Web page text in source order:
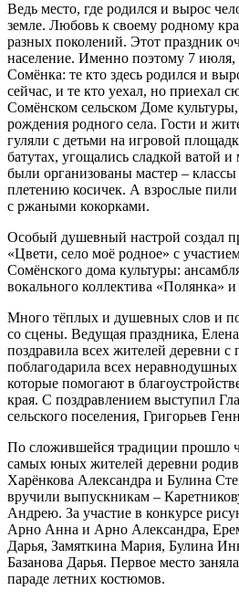
Ведь место, где родился и вырос
земле. Любовь к своему родному
разных поколений. Этот праздник
население. Именно поэтому 7 июля,
Сомёнка: те кто здесь родился и
сейчас, и те кто уехал, но приехал
Сомёнском сельском Доме
рождения родного села. Гости и
гуляли с детьми на игровой
батутах, угощались сладкой ватой
были организованы мастер –
плетению косичек. А взрослые
с ржаными кокорками.
Особый душевный настрой создал
«Цвети, село моё родное» с
Сомёнского дома культуры:
вокального коллектива «Полянка»
Много тёплых и душевных слов и
со сцены. Ведущая праздника,
поздравила всех жителей деревни с
поблагодарила всех
которые помогают в
края. С поздравлением выступил
сельского поселения, Григорьев
По сложившейся традиции прошло
самых юных жителей деревни
Харёнкова Александра и Булина
вручили выпускникам –
Андрею. За участие в конкурсе
Арно Анна и Арно Александра,
Дарья, Замяткина Мария, Булина
Базанова Дарья. Первое место
параде летних костюмов.